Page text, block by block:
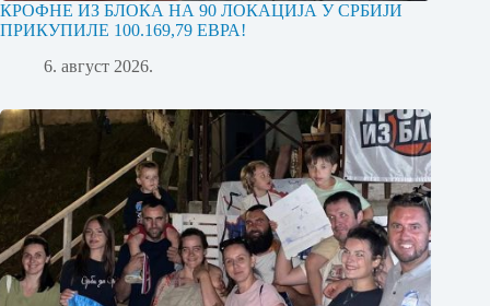
КРОФНЕ ИЗ БЛОКА НА 90 ЛОКАЦИЈА У СРБИЈИ
ПРИКУПИЛЕ 100.169,79 ЕВРА!
6. август 2026.